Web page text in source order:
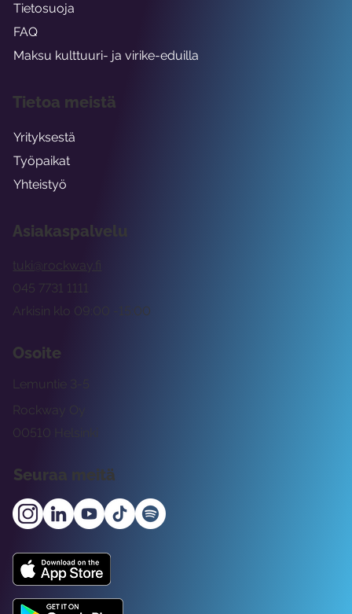
Asiakaspalvelu
tuki@rockway.fi
Arkisin klo 09:00 -15:00
045 7731 1111
Osoite
Rockway Oy
Lemuntie 3-5
00510 Helsinki
Seuraa meitä
Tietosuoja
FAQ
Maksu kulttuuri- ja virike-eduilla
Tietoa meistä
Yrityksestä
Työpaikat
Yhteistyö